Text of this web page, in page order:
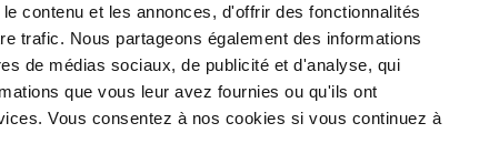
contenu et les annonces, d'offrir des fonctionnalités
trafic. Nous partageons également des informations
de médias sociaux, de publicité et d'analyse, qui
que vous leur avez fournies ou qu'ils ont
Vous consentez à nos cookies si vous continuez à